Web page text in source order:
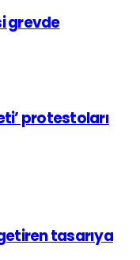
grevde
protestoları
tasarıya